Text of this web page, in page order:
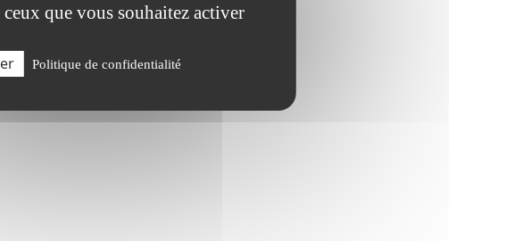
que vous souhaitez activer
Politique de confidentialité